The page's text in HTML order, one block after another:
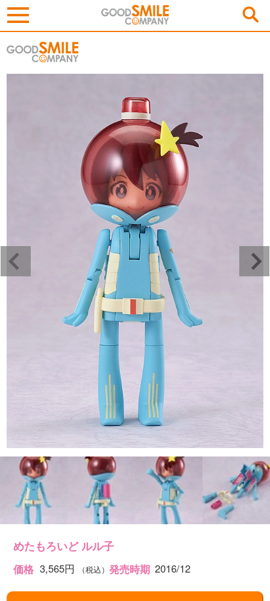
めたもろいど ルル子
価格 3,565円 （税込） 発売時期 2016/12